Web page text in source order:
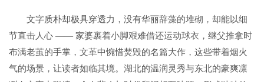
文字质朴却极具穿透力，没有华丽辞藻的堆砌，却能以细
节直击人心 —— 家婆裹着小脚艰难借还运动球衣，继父推拿时
布满老茧的手掌，文革中惋惜焚毁的名篇大作，这些带着烟火
气的场景，让读者如临其境。湖北的温润灵秀与东北的豪爽凛